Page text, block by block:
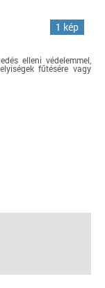
1 kép
elleni védelemmel,
fűtésére vagy